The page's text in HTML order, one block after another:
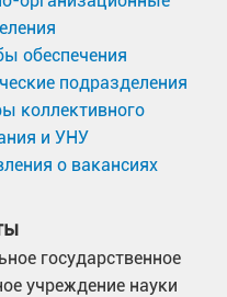
обеспечения
подразделения
коллективного
и УНУ
о вакансиях
государственное
учреждение науки